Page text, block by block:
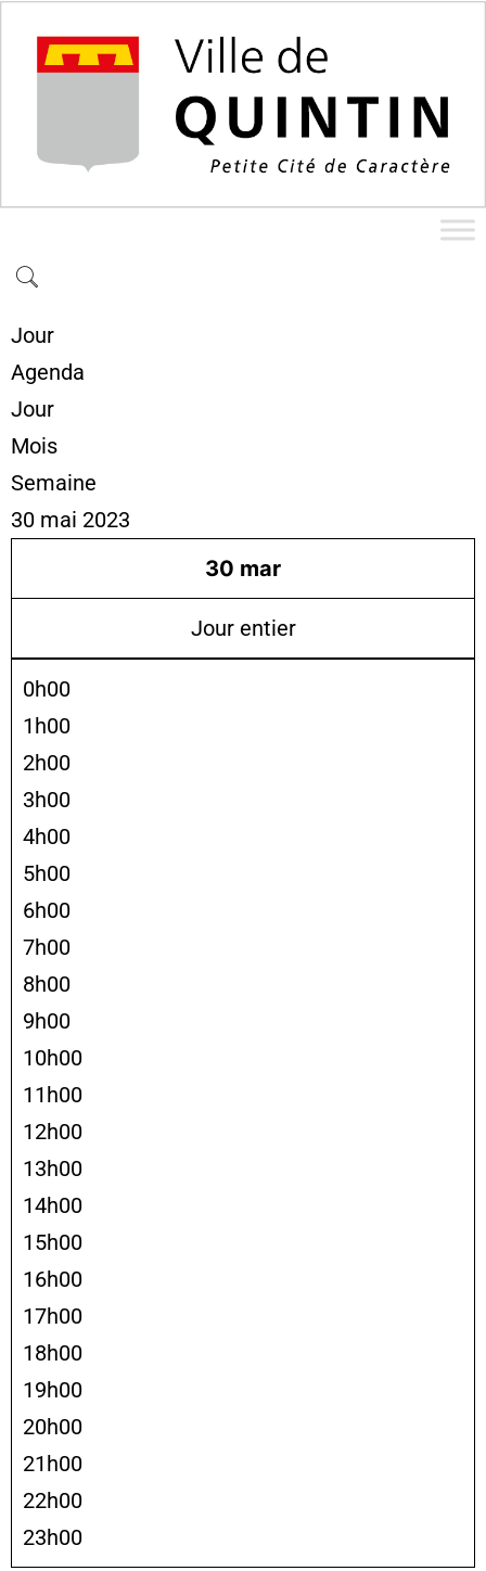
Jour
Agenda
Jour
Mois
Semaine
30 mai 2023
30 mar
Jour entier
0h00
1h00
2h00
3h00
4h00
5h00
6h00
7h00
8h00
9h00
10h00
11h00
12h00
13h00
14h00
15h00
16h00
17h00
18h00
19h00
20h00
21h00
22h00
23h00